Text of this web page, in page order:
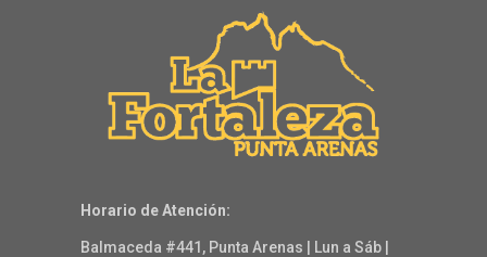
Horario de Atención:
Balmaceda #441, Punta Arenas | Lun a Sáb |